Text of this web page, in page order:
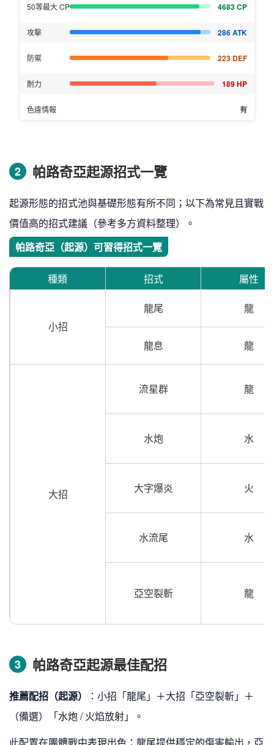
50等最大 CP 4683 CP
攻擊 286 ATK
防禦 223 DEF
耐力 189 HP
色違情報 有
2 帕路奇亞起源招式一覽
起源形態的招式池與基礎形態有所不同；以下為常見且實戰
價值高的招式建議（參考多方資料整理）。
帕路奇亞（起源）可習得招式一覽
種類 招式 屬性
小招
龍尾 龍
龍息 龍
大招
流星群 龍
水炮 水
大字爆炎 火
水流尾 水
亞空裂斬 龍
3 帕路奇亞起源最佳配招
推薦配招（起源）
：小招「龍尾」＋大招「亞空裂斬」＋
（備選）「水炮 / 火焰放射」。
此配置在團體戰中表現出色：龍尾提供穩定的傷害輸出，亞